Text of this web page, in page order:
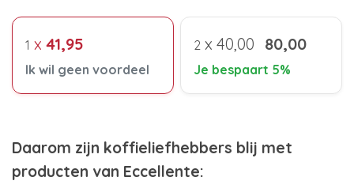
1 x 41,95
Ik wil geen voordeel
2 x 40,00 80,00
Je bespaart 5%
Daarom zijn koffieliefhebbers blij met
producten van Eccellente: